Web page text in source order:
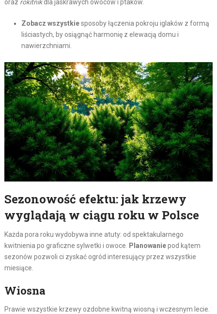
oraz rokitnikdla jaskrawych owoców i ptaków.
Zobacz wszystkiesposoby łączenia pokroju iglaków z formą
liściastych, by osiągnąć harmonię z elewacją domu i
nawierzchniami.
Sezonowość efektu: jak krzewy
wyglądają w ciągu roku w Polsce
Każda pora roku wydobywa inne atuty: od spektakularnego
kwitnienia po graficzne sylwetki i owoce.
Planowaniepod kątem
sezonów pozwoli ci zyskać ogród interesujący przez wszystkie
miesiące.
Wiosna
Prawie wszystkie krzewy ozdobne kwitną wiosną i wczesnym lecie.